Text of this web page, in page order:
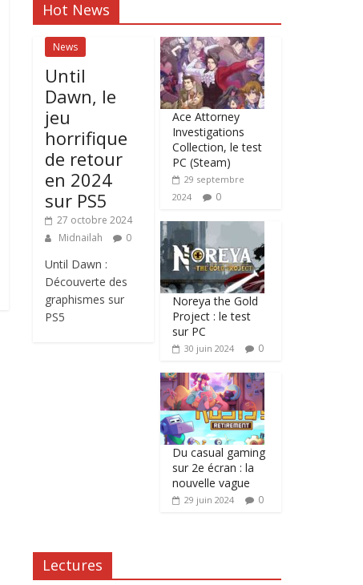
Hot News
News
Until
Dawn, le
jeu
horrifique
de retour
en 2024
sur PS5
27 octobre 2024
Midnailah
0
Until Dawn :
Découverte des
graphismes sur
PS5
Ace Attorney
Investigations
Collection, le test
PC (Steam)
29 septembre
2024
0
Noreya the Gold
Project : le test
sur PC
30 juin 2024 0
Du casual gaming
sur 2e écran : la
nouvelle vague
29 juin 2024 0
Lectures